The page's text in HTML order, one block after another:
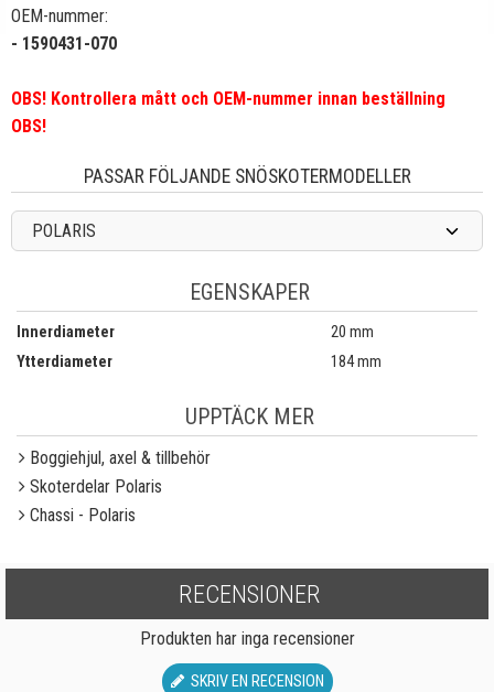
OEM-nummer:
- 1590431-070
OBS! Kontrollera mått och OEM-nummer innan beställning
OBS!
PASSAR FÖLJANDE SNÖSKOTERMODELLER
POLARIS
EGENSKAPER
Innerdiameter
20 mm
Ytterdiameter
184 mm
UPPTÄCK MER
Boggiehjul, axel & tillbehör
Skoterdelar Polaris
Chassi - Polaris
RECENSIONER
Produkten har inga recensioner
SKRIV EN RECENSION